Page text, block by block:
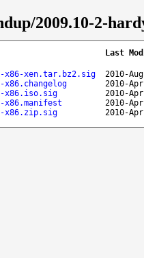
2009.10-2-
Last
x86-xen.tar.bz2.sig
2010-
2010-
x86.iso.sig
2010-
x86.manifest
2010-
x86.zip.sig
2010-